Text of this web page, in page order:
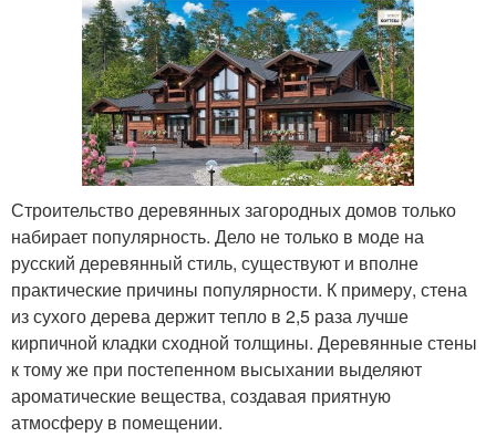
Строительство деревянных загородных домов только
набирает популярность. Дело не только в моде на
русский деревянный стиль, существуют и вполне
практические причины популярности. К примеру, стена
из сухого дерева держит тепло в 2,5 раза лучше
кирпичной кладки сходной толщины. Деревянные стены
к тому же при постепенном высыхании выделяют
ароматические вещества, создавая приятную
атмосферу в помещении.